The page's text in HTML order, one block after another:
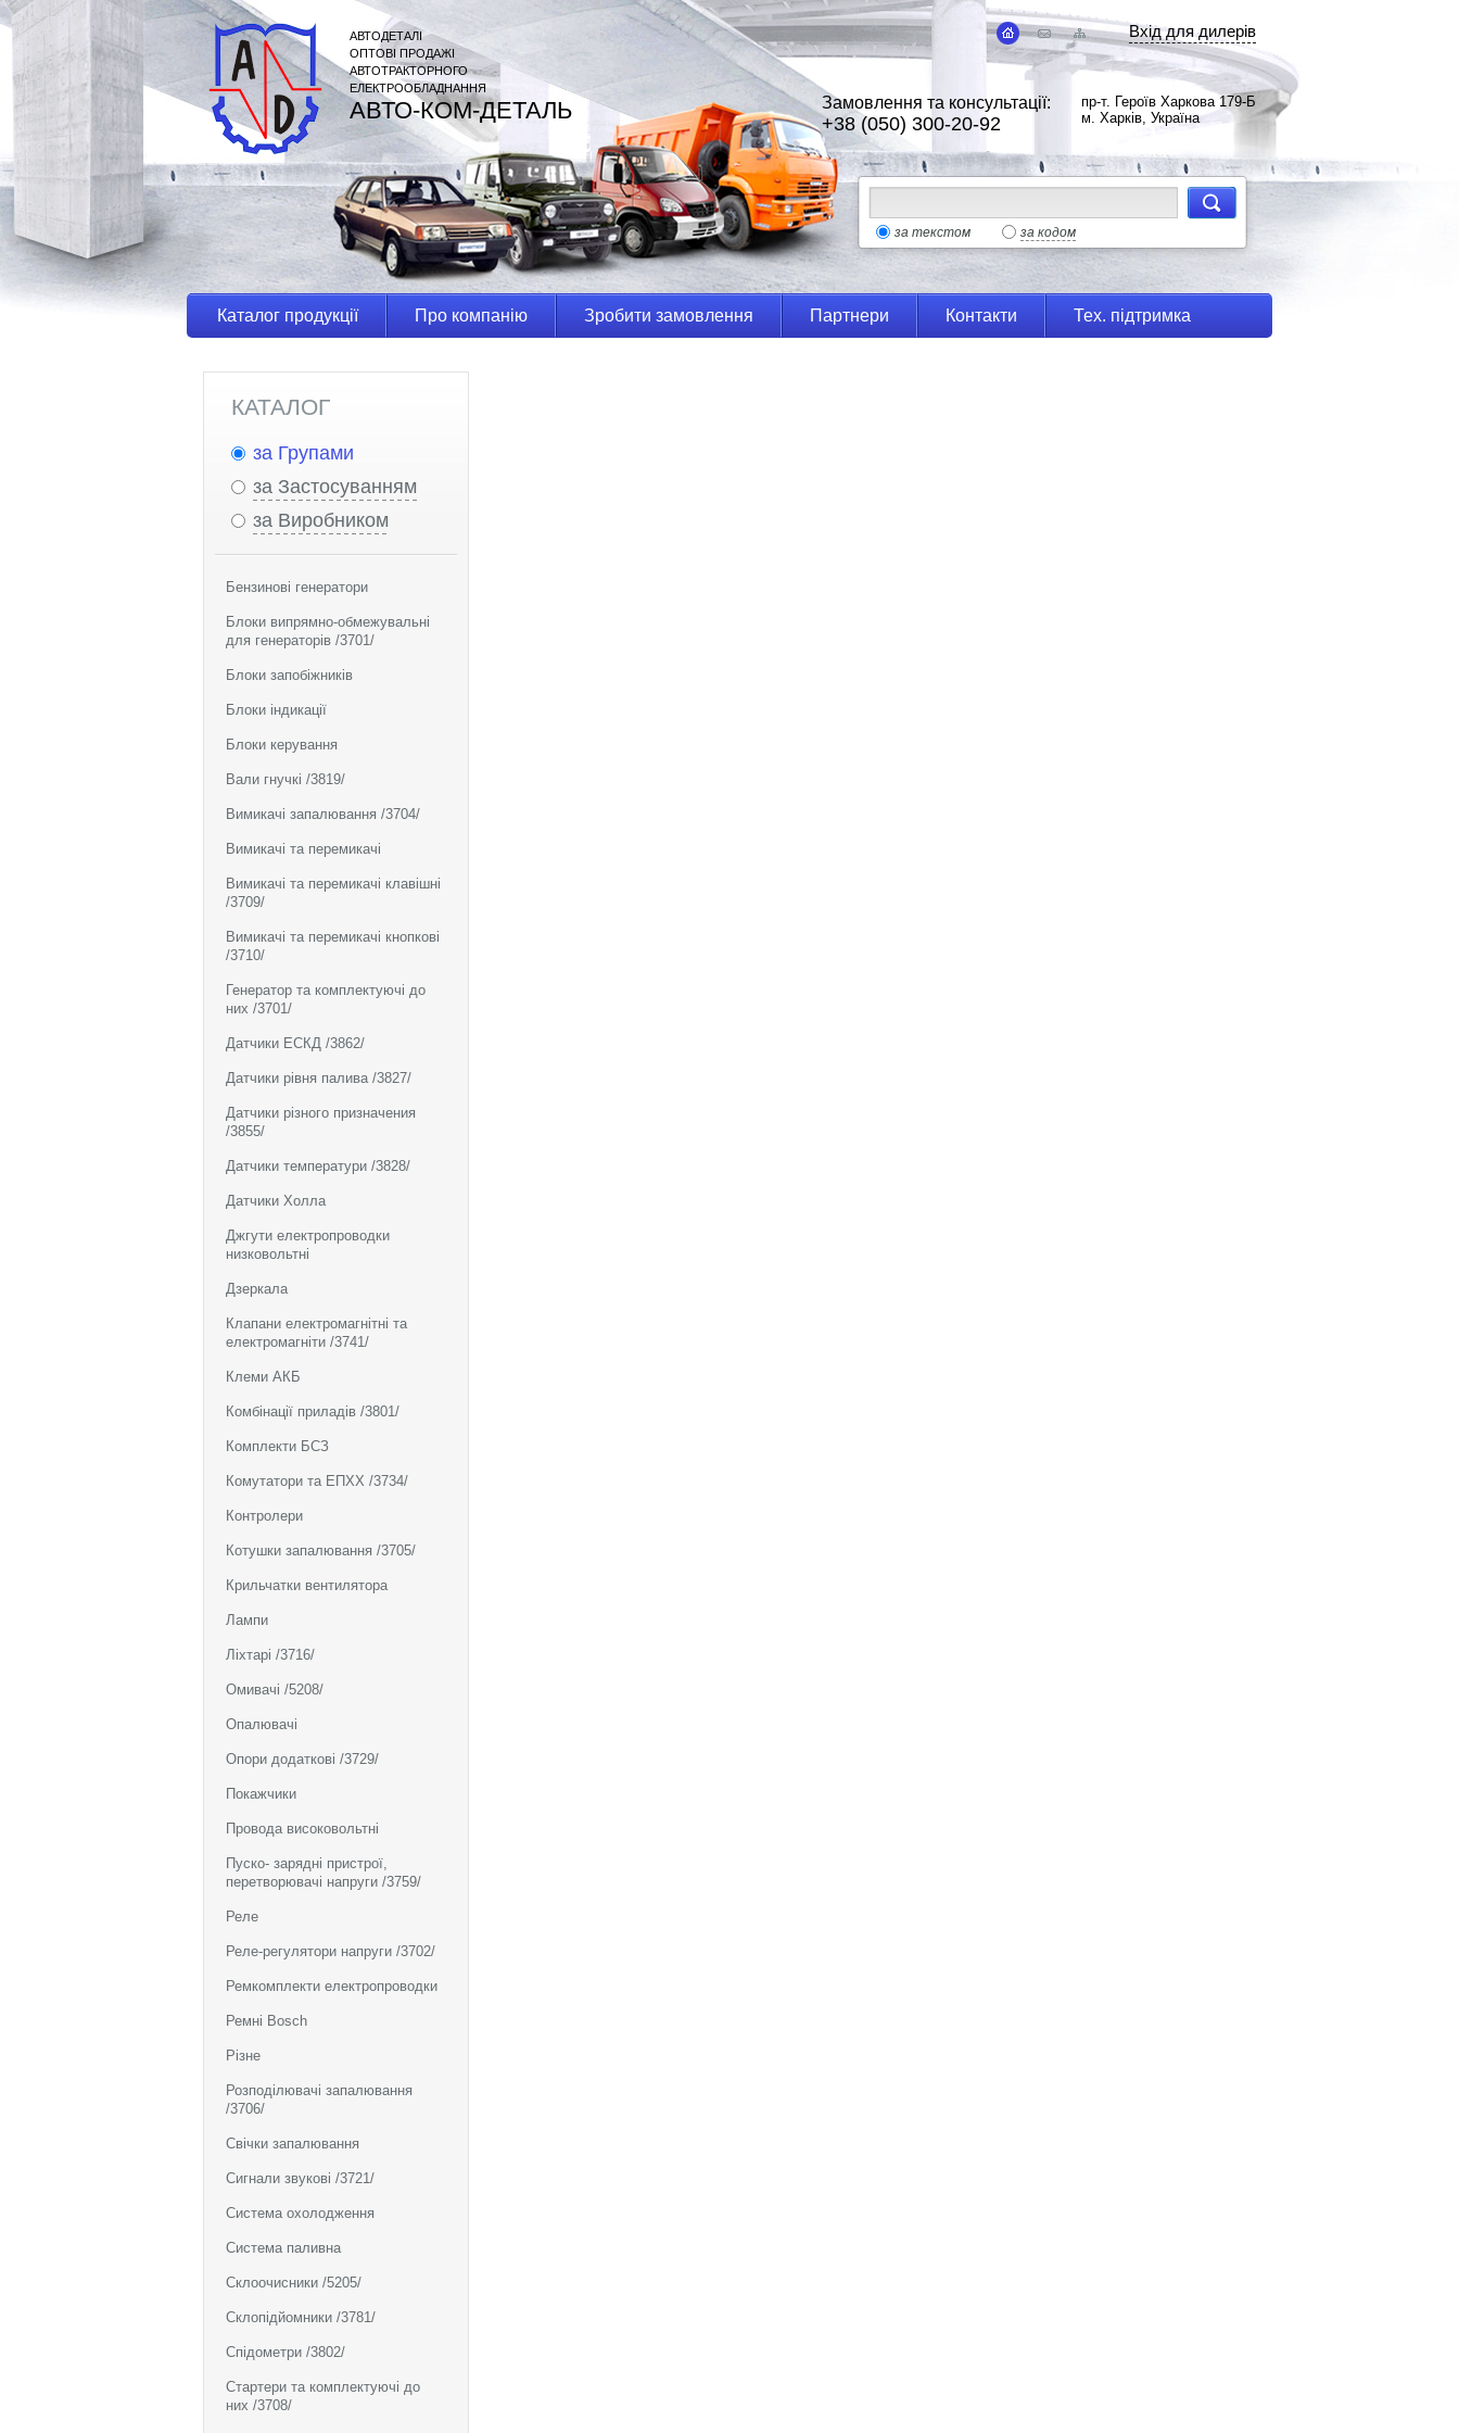
АВТОДЕТАЛІ
ОПТОВІ ПРОДАЖІ
АВТОТРАКТОРНОГО
ЕЛЕКТРООБЛАДНАННЯ
АВТО-КОМ-ДЕТАЛЬ
Вхід для дилерів
Замовлення та консультації:
+38 (050) 300-20-92
пр-т. Героїв Харкова 179-Б
м. Харків, Україна
за текстом за кодом
Каталог продукції Про компанію Зробити замовлення Партнери Контакти Тех. підтримка
КАТАЛОГ
за Групами
за Застосуванням
за Виробником
Бензинові генератори
Блоки випрямно-обмежувальні
для генераторів /3701/
Блоки запобіжників
Блоки індикації
Блоки керування
Вали гнучкі /3819/
Вимикачі запалювання /3704/
Вимикачі та перемикачі
Вимикачі та перемикачі клавішні
/3709/
Вимикачі та перемикачі кнопкові
/3710/
Генератор та комплектуючі до
них /3701/
Датчики ЕСКД /3862/
Датчики рівня палива /3827/
Датчики різного призначения
/3855/
Датчики температури /3828/
Датчики Холла
Джгути електропроводки
низковольтні
Дзеркала
Клапани електромагнітні та
електромагніти /3741/
Клеми АКБ
Комбінації приладів /3801/
Комплекти БСЗ
Комутатори та ЕПХХ /3734/
Контролери
Котушки запалювання /3705/
Крильчатки вентилятора
Лампи
Ліхтарі /3716/
Омивачі /5208/
Опалювачі
Опори додаткові /3729/
Покажчики
Провода високовольтні
Пуско- зарядні пристрої,
перетворювачі напруги /3759/
Реле
Реле-регулятори напруги /3702/
Ремкомплекти електропроводки
Ремні Bosch
Різне
Розподілювачі запалювання
/3706/
Свічки запалювання
Сигнали звукові /3721/
Система охолодження
Система паливна
Склоочисники /5205/
Склопідйомники /3781/
Спідометри /3802/
Стартери та комплектуючі до
них /3708/